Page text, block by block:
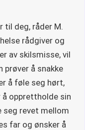
til deg, råder M.
rådgiver og
av skilsmisse, vil
prøver å snakke
å føle seg hørt,
opprettholde sin
seg revet mellom
far og ønsker å